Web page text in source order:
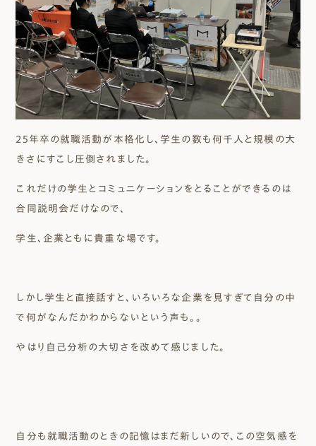
25年卒の就職活動が本格化し、学生の数も何千人と規模の大
きさにすこし圧倒されました。
これだけの学生とコミュニケーションをとることができるのは
合同説明会だけなので、
学生、企業ともに貴重な場です。
しかし学生と直接話すと、いろいろな企業を見すぎて自分の中
で何がなんだかわからないという声も。。
やはり自己分析の大切さを改めて感じました。
自分も就職活動のときの記憶はまだ新しいので、この空気感を